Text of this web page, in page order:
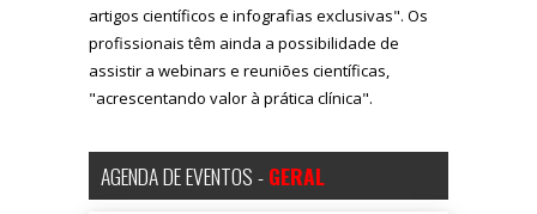
artigos científicos e infografias exclusivas". Os
profissionais têm ainda a possibilidade de
assistir a webinars e reuniões científicas,
"acrescentando valor à prática clínica".
AGENDA DE EVENTOS -GERAL